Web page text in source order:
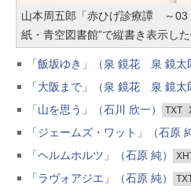
山本周五郎「赤ひげ診療譚 ～03
紙・青空図書館”で縦書き表示した
「飯坂ゆき」（泉 鏡花 泉 鏡太
「大阪まで」（泉 鏡花 泉 鏡太
「山を思う」（石川 欣一） TXT
「ジェームズ・ワット」（石原
「ヘルムホルツ」（石原 純）
「ラヴォアジエ」（石原 純）